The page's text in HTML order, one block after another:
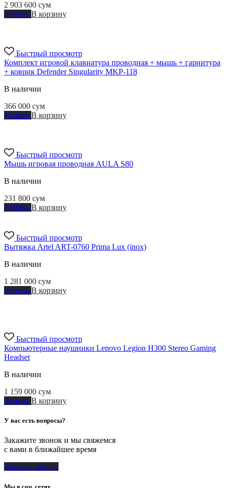
2 903 600 сум
Купить В корзину
Быстрый просмотр
Комплект игровой клавиатура проводная + мышь + гарнитура
+ коврик Defender Singularity MKP-118
В наличии
366 000 сум
Купить В корзину
Быстрый просмотр
Мышь игровая проводная AULA S80
В наличии
231 800 сум
Купить В корзину
Быстрый просмотр
Вытяжка Artel ART-0760 Prima Lux (inox)
В наличии
1 281 000 сум
Купить В корзину
Быстрый просмотр
Компьютерные наушники Lenovo Legion H300 Stereo Gaming
Headset
В наличии
1 159 000 сум
Купить В корзину
У вас есть вопросы?
Закажите звонок и мы свяжемся
с вами в ближайшее время
Заказать звонок